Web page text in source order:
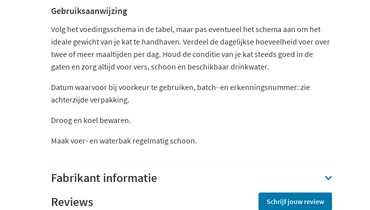
Gebruiksaanwijzing
Volg het voedingsschema in de tabel, maar pas eventueel het schema aan om het
ideale gewicht van je kat te handhaven. Verdeel de dagelijkse hoeveelheid voer over
twee of meer maaltijden per dag. Houd de conditie van je kat steeds goed in de
gaten en zorg altijd voor vers, schoon en beschikbaar drinkwater.
Datum waarvoor bij voorkeur te gebruiken, batch- en erkenningsnummer: zie
achterzijde verpakking.
Droog en koel bewaren.
Maak voer- en waterbak regelmatig schoon.
Fabrikant informatie
Reviews
Schrijf jouw review